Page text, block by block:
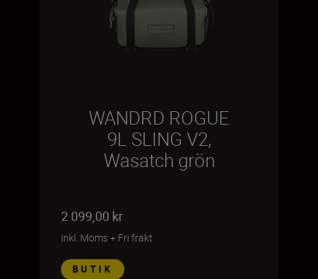
WANDRD ROGUE
9L SLING V2,
Wasatch grön
2 099,00 kr
inkl. Moms+ Fri frakt
BUTIK